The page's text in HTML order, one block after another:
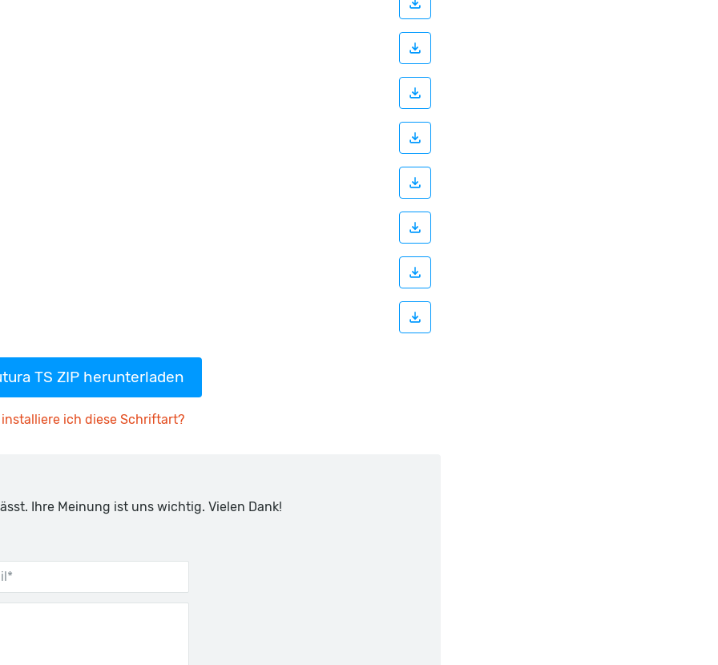
TS ZIP herunterladen
installiere ich diese Schriftart?
Ihre Meinung ist uns wichtig. Vielen Dank!